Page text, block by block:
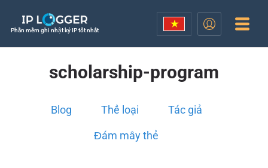
Phần mềm ghi nhật ký IP tốt nhất
scholarship-program
Blog Thể loại Tác giả
Đám mây thẻ